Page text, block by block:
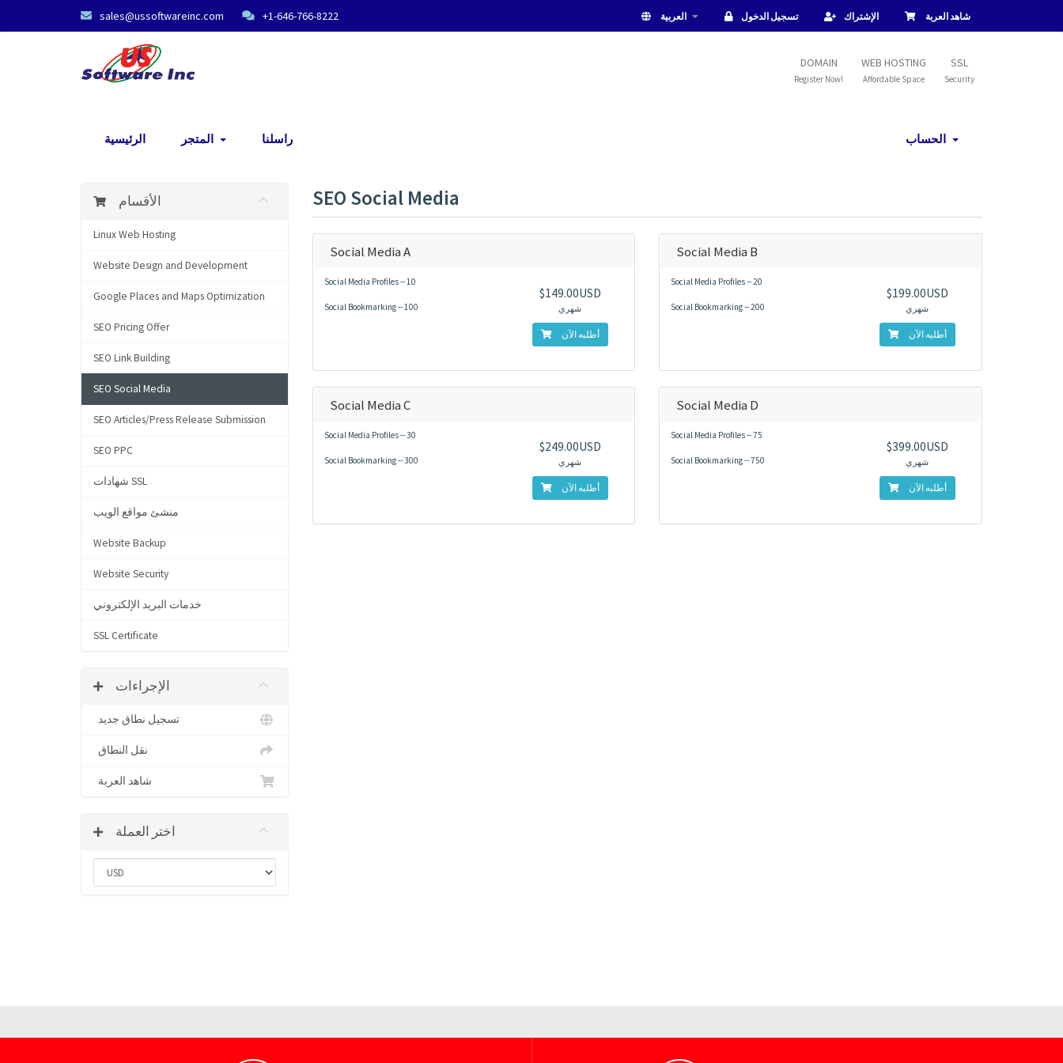
sales@ussoftwareinc.com +1-646-766-8222 تسجيل الدخول الإشتراك شاهد العربة
DOMAIN
Register Now!
WEB HOSTING
Affordable Space
SSL
Security
الرئيسية راسلنا
SEO Social Media الأقسام
Linux Web Hosting
Website Design and Development
Google Places and Maps Optimization
SEO Pricing Offer
SEO Link Building
SEO Social Media
SEO Articles/Press Release Submission
SEO PPC
شهادات SSL
منشئ مواقع الويب
Website Backup
Website Security
خدمات البريد الإلكتروني
SSL Certificate
الإجراءات
تسجيل نطاق جديد
نقل النطاق
شاهد العربة
اختر العملة
Social Media A
Social Media Profiles -- 10
Social Bookmarking -- 100
$149.00USD
شهري
أطلبه الآن
Social Media B
Social Media Profiles -- 20
Social Bookmarking -- 200
$199.00USD
شهري
أطلبه الآن
Social Media C
Social Media Profiles -- 30
Social Bookmarking -- 300
$249.00USD
شهري
أطلبه الآن
Social Media D
Social Media Profiles -- 75
Social Bookmarking -- 750
$399.00USD
شهري
أطلبه الآن